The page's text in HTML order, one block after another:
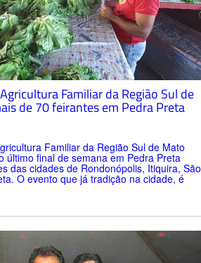
Familiar da Região Sul de
de 70 feirantes em Pedra Preta
Familiar da Região Sul de Mato
último final de semana em Pedra Preta
das cidades de Rondonópolis, Itiquira, São
O evento que já tradição na cidade, é